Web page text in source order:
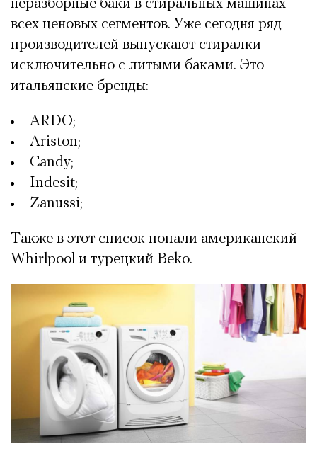
неразборные баки в стиральных машинах
всех ценовых сегментов. Уже сегодня ряд
производителей выпускают стиралки
исключительно с литыми баками. Это
итальянские бренды:
ARDO;
Ariston;
Candy;
Indesit;
Zanussi;
Также в этот список попали американский
Whirlpool и турецкий Beko.